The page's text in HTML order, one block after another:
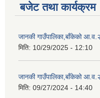
बजेट तथा कार्यक्रम
जानकी गाउँपालिका,बाँकेको
मिति: 10/29/2025 - 12:10
जानकी गाउँपालिका,बाँकेको
मिति: 09/27/2024 - 14:40